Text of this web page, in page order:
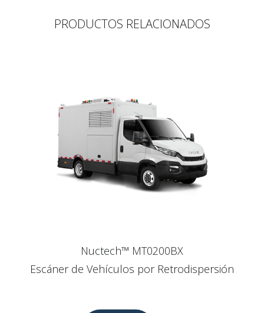
PRODUCTOS RELACIONADOS
Nuctech™ MT0200BX
Escáner de Vehículos por Retrodispersión